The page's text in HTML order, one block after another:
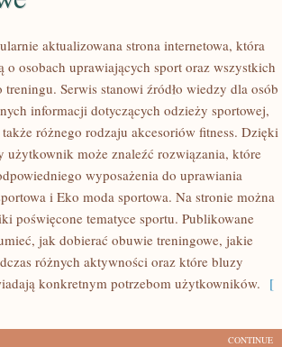
aktualizowana strona internetowa, która
o osobach uprawiających sport oraz wszystkich
treningu. Serwis stanowi źródło wiedzy dla osób
informacji dotyczących odzieży sportowej,
różnego rodzaju akcesoriów fitness. Dzięki
użytkownik może znaleźć rozwiązania, które
wyposażenia do uprawiania
i Eko moda sportowa. Na stronie można
poświęcone tematyce sportu. Publikowane
jak dobierać obuwie treningowe, jakie
różnych aktywności oraz które bluzy
konkretnym potrzebom użytkowników. [
CONTINUE